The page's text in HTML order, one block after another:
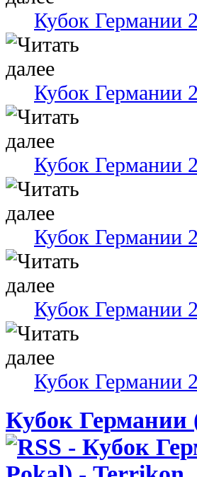
Кубок Германии
Кубок Германии
Кубок Германии
Кубок Германии
Кубок Германии
Кубок Германии
Кубок Германии